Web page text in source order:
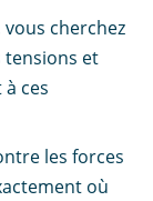
cherchez
tensions et
ces
les forces
où